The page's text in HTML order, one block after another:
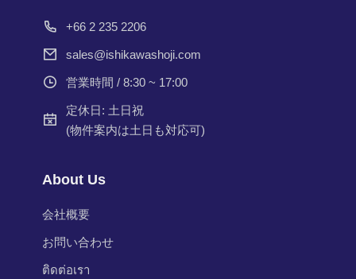
+66 2 235 2206
sales@ishikawashoji.com
営業時間 / 8:30 ~ 17:00
定休日: 土日祝
(物件案内は土日も対応可)
About Us
会社概要
お問い合わせ
ติดต่อเรา